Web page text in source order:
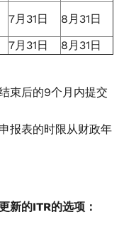
7月31日
8月31日
7月31日 8月31日
束后的9个月内提交
报表的时限从财政年
新的ITR的选项：